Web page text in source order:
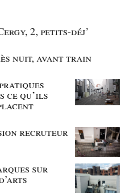
2, petits-déj’
nuit, avant train
ce qu’ils
recruteur
sur